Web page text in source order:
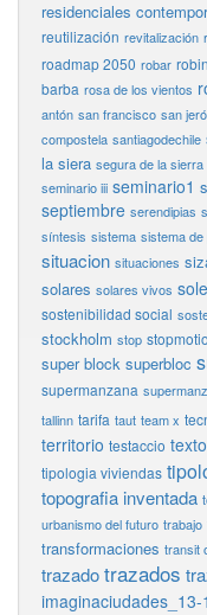
residenciales
reutilización revitalización
roadmap 2050 robar
barba rosa de los vientos
antón san francisco san
compostela santiagodechile
la siera segura de la sierra
seminario iii seminario1
septiembre serendipias
síntesis sistema sistema de
situacion situaciones
solares solares vivos
sostenibilidad social
stockholm stop
super block superbloc
supermanzana
tallinn tarifa taut team x
territorio testaccio texto
tipologia viviendas
topografia inventada
urbanismo del futuro trabajo
transformaciones transit
trazadotrazados
imaginaciudades_13-